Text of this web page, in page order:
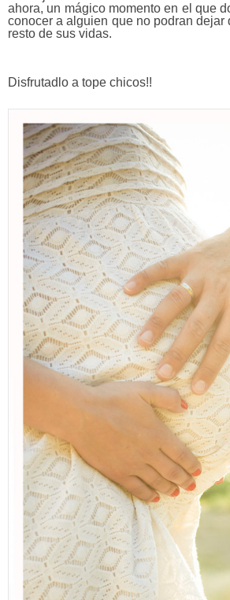
ahora, un mágico momento en el que
conocer a alguien que no podran dejar
resto de sus vidas.
Disfrutadlo a tope chicos!!